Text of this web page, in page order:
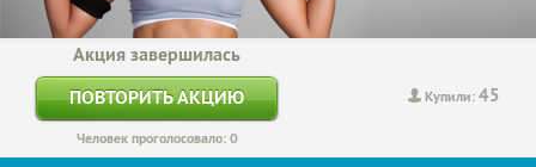
Купили:45
Акция завершилась
ПОВТОРИТЬ АКЦИЮ
Человек проголосовало: 0